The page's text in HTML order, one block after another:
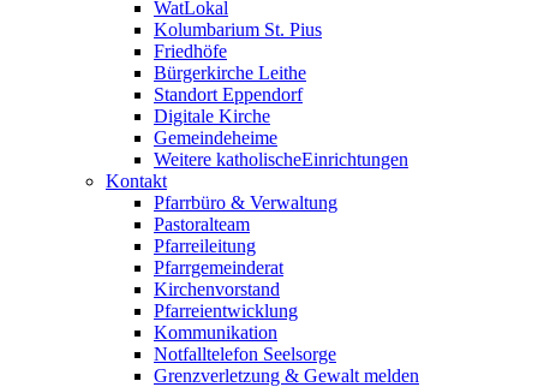
WatLokal
Kolumbarium St. Pius
Friedhöfe
Bürgerkirche Leithe
Standort Eppendorf
Digitale Kirche
Gemeindeheime
Weitere katholische­­Einrichtungen
Kontakt
Pfarrbüro & Verwaltung
Pastoralteam
Pfarreileitung
Pfarrgemeinderat
Kirchenvorstand
Pfarreientwicklung
Kommunikation
Notfalltelefon Seelsorge
Grenzverletzung & Gewalt melden